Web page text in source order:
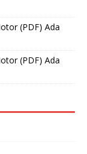
(PDF) Ada
(PDF) Ada